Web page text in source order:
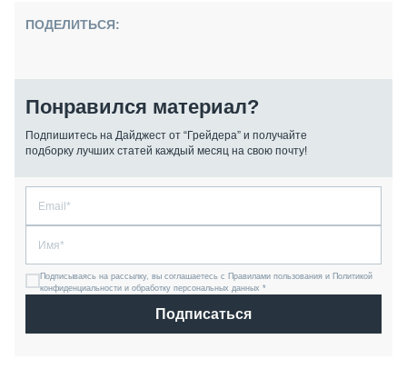
ПОДЕЛИТЬСЯ:
Понравился материал?
Подпишитесь на Дайджест от “Грейдера” и получайте
подборку лучших статей каждый месяц на свою почту!
Подписываясь на рассылку, вы соглашаетесь с Правилами пользования и Политикой
конфиденциальности и обработку персональных данных *
Подписаться